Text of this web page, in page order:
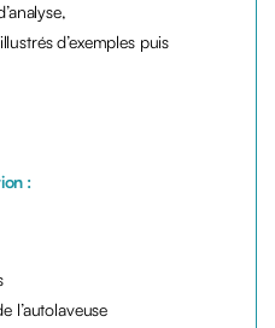
d’exemples puis
:
l’autolaveuse